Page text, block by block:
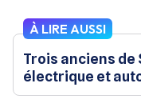
À LIRE AUSSI
Trois anciens
électrique et